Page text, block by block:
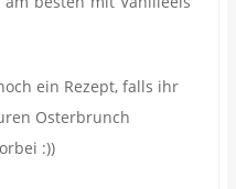
ein Rezept, falls ihr
Osterbrunch
:))